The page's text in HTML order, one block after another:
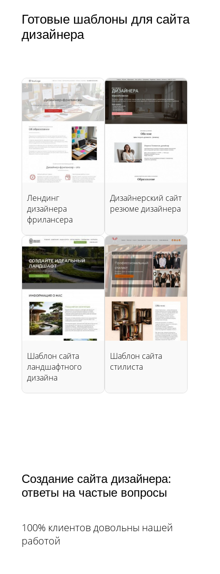
Готовые шаблоны для сайта
дизайнера
Лендинг
дизайнера
фрилансера
Дизайнерский сайт
резюме дизайнера
Шаблон сайта
ландшафтного
дизайна
Шаблон сайта
стилиста
Создание сайта дизайнера:
ответы на частые вопросы​​​​​​​
100% клиентов довольны нашей
работой